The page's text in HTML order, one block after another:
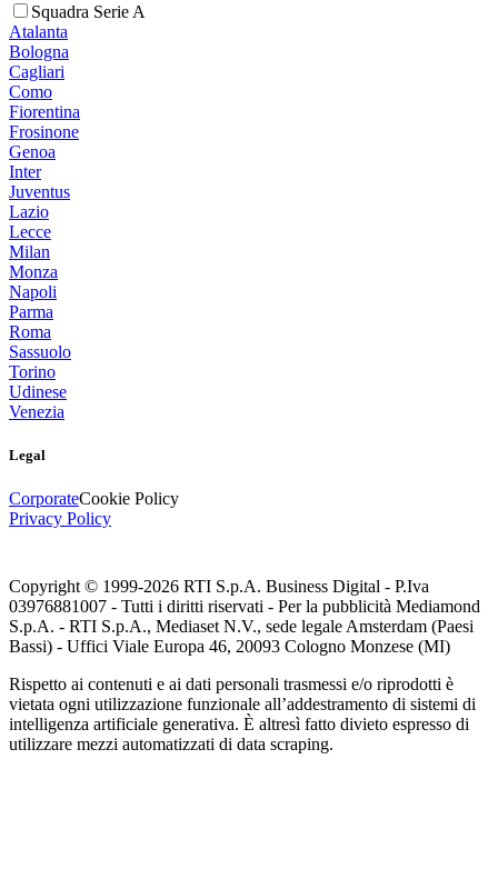
Squadra Serie A
Atalanta
Bologna
Cagliari
Como
Fiorentina
Frosinone
Genoa
Inter
Juventus
Lazio
Lecce
Milan
Monza
Napoli
Parma
Roma
Sassuolo
Torino
Udinese
Venezia
Legal
CorporateCookie Policy
Privacy Policy
Copyright © 1999-2026 RTI S.p.A. Business Digital - P.Iva
03976881007 - Tutti i diritti riservati - Per la pubblicità Mediamond
S.p.A. - RTI S.p.A., Mediaset N.V., sede legale Amsterdam (Paesi
Bassi) - Uffici Viale Europa 46, 20093 Cologno Monzese (MI)
Rispetto ai contenuti e ai dati personali trasmessi e/o riprodotti è
vietata ogni utilizzazione funzionale all’addestramento di sistemi di
intelligenza artificiale generativa. È altresì fatto divieto espresso di
utilizzare mezzi automatizzati di data scraping.